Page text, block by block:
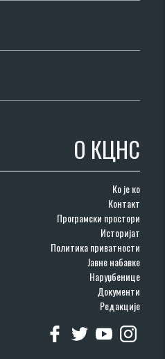
О КЦНС
Ко је ко
Контакт
Програмски простори
Историјат
Политика приватности
Јавне набавке
Наруџбенице
Документи
Редакције